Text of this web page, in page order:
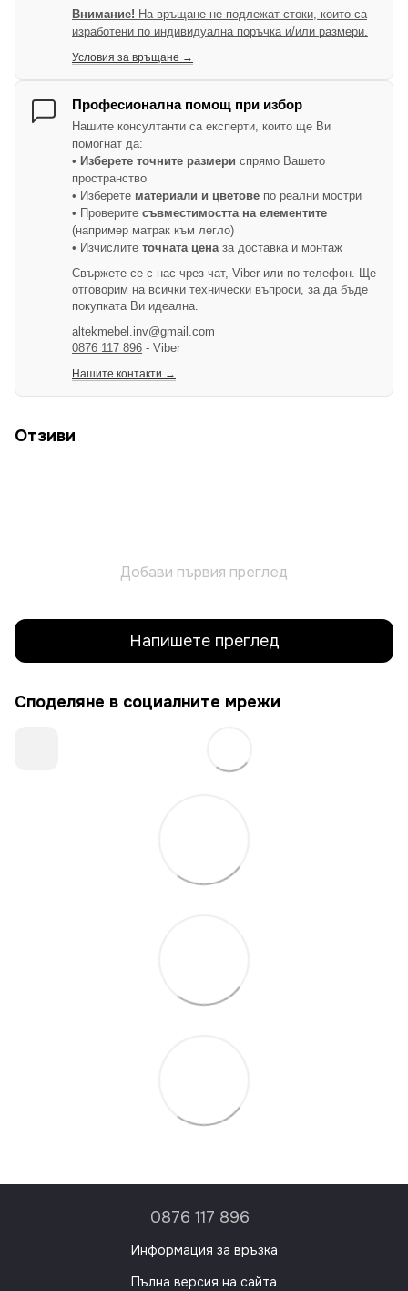
Внимание! На връщане не подлежат стоки, които са
изработени по индивидуална поръчка и/или размери.
Условия за връщане →
Професионална помощ при избор
Нашите консултанти са експерти, които ще Ви
помогнат да:
• Изберете точните размери спрямо Вашето
пространство
• Изберете материали и цветове по реални мостри
• Проверите съвместимостта на елементите
(например матрак към легло)
• Изчислите точната ценаза доставка и монтаж
Свържете се с нас чрез чат, Viber или по телефон. Ще
отговорим на всички технически въпроси, за да бъде
покупката Ви идеална.
altekmebel.inv@gmail.com
0876 117 896 - Viber
Нашите контакти →
Отзиви
Добави първия преглед
Напишете преглед
Споделяне в социалните мрежи
0876 117 896
Информация за връзка
Пълна версия на сайта